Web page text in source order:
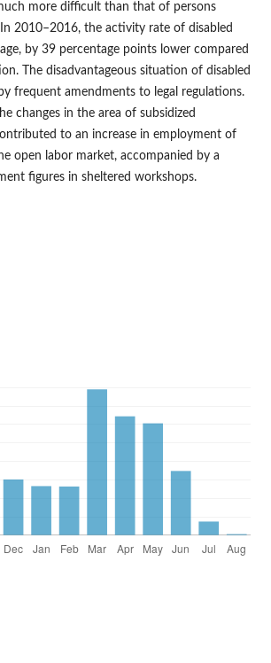
more difficult than that of persons
2010–2016, the activity rate of disabled
by 39 percentage points lower compared
The disadvantageous situation of disabled
frequent amendments to legal regulations.
changes in the area of subsidized
to an increase in employment of
open labor market, accompanied by a
figures in sheltered workshops.